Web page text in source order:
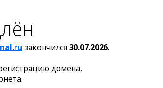
закончился 30.07.2026.
домена,